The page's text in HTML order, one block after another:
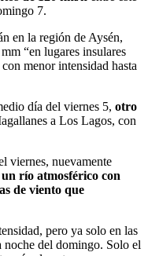
7.
en la región de Aysén,
“en lugares insulares
menor intensidad hasta
día del viernes 5, otro
a Los Lagos, con
viernes, nuevamente
río atmosférico con
de viento que
pero ya solo en las
noche del domingo. Solo el